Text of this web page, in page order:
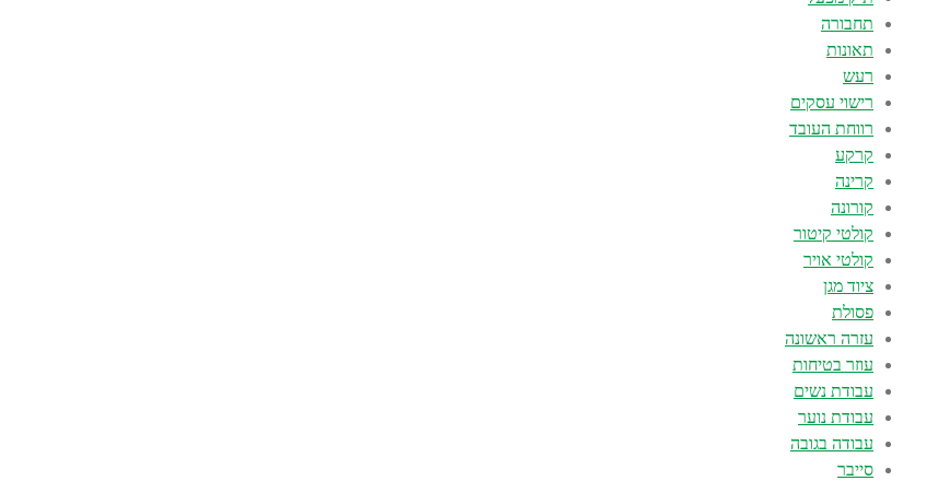
תחבורה
תאונות
רעש
רישוי עסקים
רווחת העובד
קרקע
קרינה
קורונה
קולטי קיטור
קולטי אויר
ציוד מגן
פסולת
עזרה ראשונה
עוזר בטיחות
עבודת נשים
עבודת נוער
עבודה בגובה
סייבר